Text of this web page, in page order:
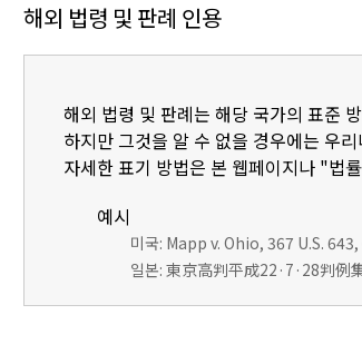
해외 법령 및 판례 인용
해외 법령 및 판례는 해당 국가의 표준
하지만 그것을 알 수 없을 경우에는 우
자세한 표기 방법은 본 웹페이지나 "법
예시
미국: Mapp v. Ohio, 367 U.S.
일본: 東京高判平成22·7·28判例